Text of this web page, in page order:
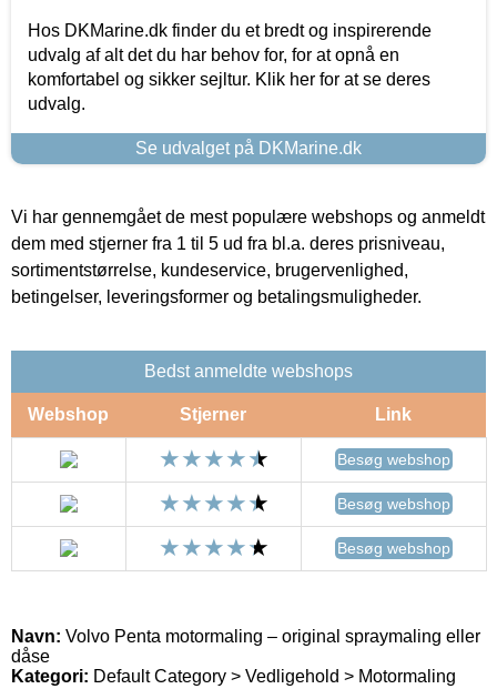
Hos DKMarine.dk finder du et bredt og inspirerende
udvalg af alt det du har behov for, for at opnå en
komfortabel og sikker sejltur. Klik her for at se deres
udvalg.
Se udvalget på DKMarine.dk
Vi har gennemgået de mest populære webshops og anmeldt
dem med stjerner fra 1 til 5 ud fra bl.a. deres prisniveau,
sortimentstørrelse, kundeservice, brugervenlighed,
betingelser, leveringsformer og betalingsmuligheder.
Bedst anmeldte webshops
Webshop Stjerner Link
Besøg webshop
Besøg webshop
Besøg webshop
Navn: Volvo Penta motormaling – original spraymaling eller
dåse
Kategori: Default Category > Vedligehold > Motormaling